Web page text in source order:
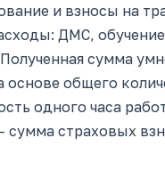
и взносы на
ДМС,
сумма
общего
одного часа
сумма страховых